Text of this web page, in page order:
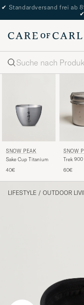
✔ Standardversand frei ab
✔
Suche
SNOW PEAK
Sake Cup Titanium
40€
SNOW
Trek
60€
LIFESTYLE / OUTDOOR